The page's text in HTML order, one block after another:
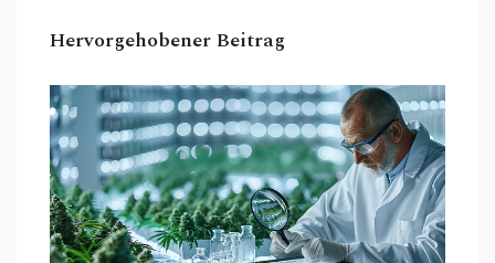
Hervorgehobener Beitrag